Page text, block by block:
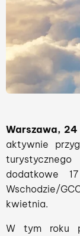
Warszawa,
aktywnie
dodatkowe
Wschodzie/
kwietnia.
W tym roku